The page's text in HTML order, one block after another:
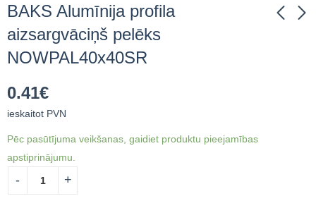
BAKS Alumīnija profila
aizsargvāciņš pelēks
NOWPAL40x40SR
0.41€
ieskaitot PVN
Pēc pasūtījuma veikšanas, gaidiet produktu pieejamības
apstiprinājumu.